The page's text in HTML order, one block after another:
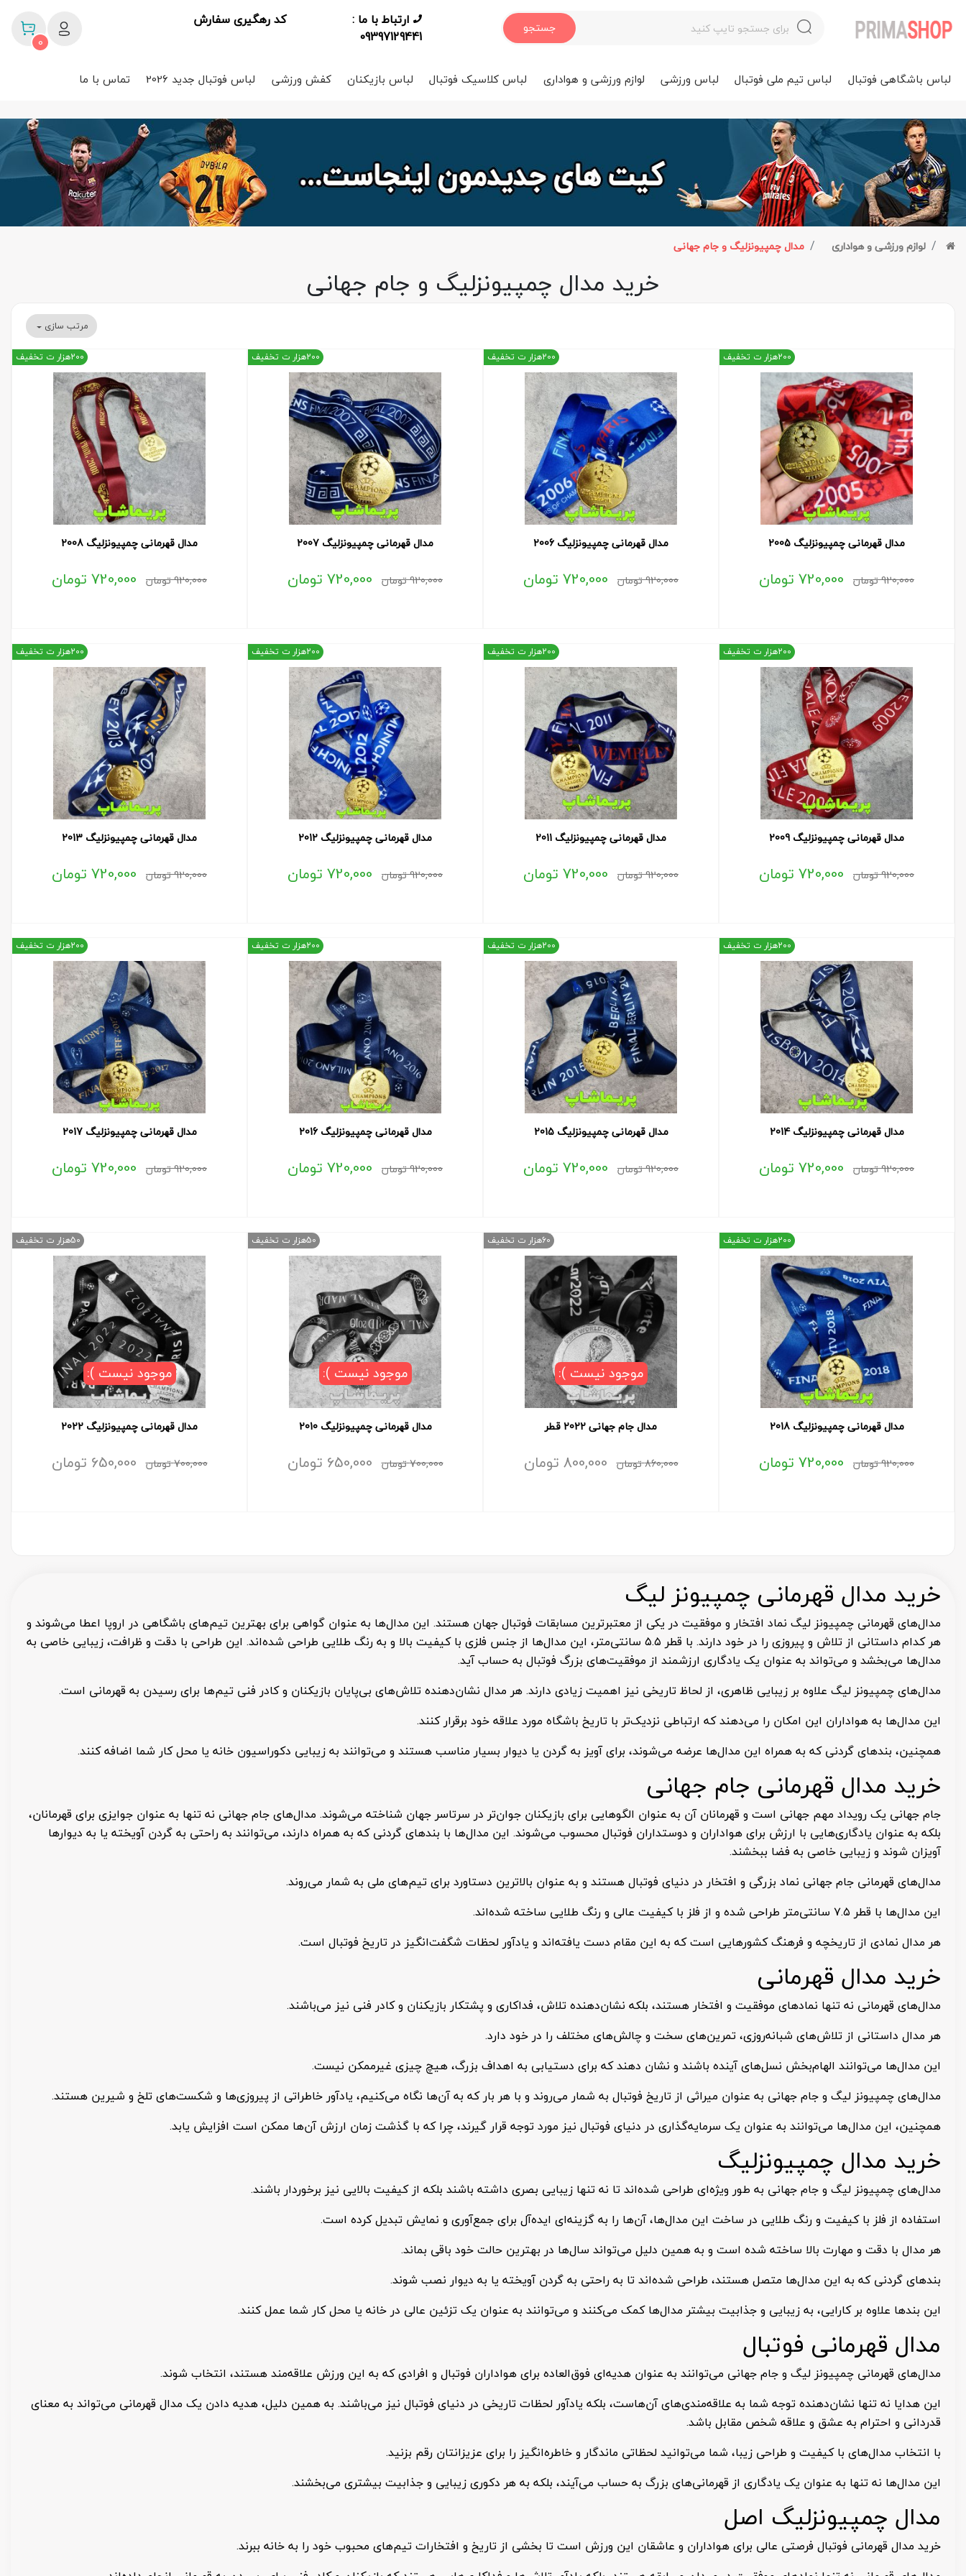
جستجو
ارتباط با ما :
09397129441
کد رهگیری سفارش
0
لباس باشگاهی فوتبال لباس تیم ملی فوتبال لباس ورزشی لوازم ورزشی و هواداری لباس کلاسیک فوتبال لباس بازیکنان کفش ورزشی لباس فوتبال جدید 2026 تماس با ما
لوازم ورزشی و هواداری مدال چمپیونزلیگ و جام جهانی
خرید مدال چمپیونزلیگ و جام جهانی
مرتب سازی
مدال قهرمانی چمپیونزلیگ 2005
920,000تومان تومان
200هزار ت تخفیف
مدال قهرمانی چمپیونزلیگ 2006
920,000تومان تومان
200هزار ت تخفیف
مدال قهرمانی چمپیونزلیگ 2007
920,000تومان تومان
200هزار ت تخفیف
مدال قهرمانی چمپیونزلیگ 2008
920,000تومان تومان
200هزار ت تخفیف
مدال قهرمانی چمپیونزلیگ 2009
920,000تومان تومان
200هزار ت تخفیف
مدال قهرمانی چمپیونزلیگ 2011
920,000تومان تومان
200هزار ت تخفیف
مدال قهرمانی چمپیونزلیگ 2012
920,000تومان تومان
200هزار ت تخفیف
مدال قهرمانی چمپیونزلیگ 2013
920,000تومان تومان
200هزار ت تخفیف
مدال قهرمانی چمپیونزلیگ 2014
920,000تومان تومان
200هزار ت تخفیف
مدال قهرمانی چمپیونزلیگ 2015
920,000تومان تومان
200هزار ت تخفیف
مدال قهرمانی چمپیونزلیگ 2016
920,000تومان تومان
200هزار ت تخفیف
مدال قهرمانی چمپیونزلیگ 2017
920,000تومان تومان
200هزار ت تخفیف
مدال قهرمانی چمپیونزلیگ 2018
920,000تومان تومان
200هزار ت تخفیف
مدال جام جهانی 2022 قطر
860,000تومان تومان
60هزار ت تخفیف
موجود نیست ):
مدال قهرمانی چمپیونزلیگ 2010
700,000تومان تومان
50هزار ت تخفیف
موجود نیست ):
مدال قهرمانی چمپیونزلیگ 2022
700,000تومان تومان
50هزار ت تخفیف
موجود نیست ):
خرید مدال قهرمانی چمپیونز لیگ
مدال‌های قهرمانی چمپیونز لیگ نماد افتخار و موفقیت در یکی از معتبرترین مسابقات فوتبال جهان هستند. این مدال‌ها به عنوان گواهی برای بهترین تیم‌های باشگاهی در اروپا اعطا می‌شوند و
هر کدام داستانی از تلاش و پیروزی را در خود دارند. با قطر ۵.۵ سانتی‌متر، این مدال‌ها از جنس فلزی با کیفیت بالا و به رنگ طلایی طراحی شده‌اند. این طراحی با دقت و ظرافت، زیبایی خاصی به
مدال‌ها می‌بخشد و می‌تواند به عنوان یک یادگاری ارزشمند از موفقیت‌های بزرگ فوتبال به حساب آید.
مدال‌های چمپیونز لیگ علاوه بر زیبایی ظاهری، از لحاظ تاریخی نیز اهمیت زیادی دارند. هر مدال نشان‌دهنده تلاش‌های بی‌پایان بازیکنان و کادر فنی تیم‌ها برای رسیدن به قهرمانی است.
این مدال‌ها به هواداران این امکان را می‌دهند که ارتباطی نزدیک‌تر با تاریخ باشگاه مورد علاقه خود برقرار کنند.
همچنین، بندهای گردنی که به همراه این مدال‌ها عرضه می‌شوند، برای آویز به گردن یا دیوار بسیار مناسب هستند و می‌توانند به زیبایی دکوراسیون خانه یا محل کار شما اضافه کنند.
خرید مدال قهرمانی جام جهانی
جام جهانی یک رویداد مهم جهانی است و قهرمانان آن به عنوان الگوهایی برای بازیکنان جوان‌تر در سرتاسر جهان شناخته می‌شوند. مدال‌های جام جهانی نه تنها به عنوان جوایزی برای قهرمانان،
بلکه به عنوان یادگاری‌هایی با ارزش برای هواداران و دوستداران فوتبال محسوب می‌شوند. این مدال‌ها با بندهای گردنی که به همراه دارند، می‌توانند به راحتی به گردن آویخته یا به دیوارها
آویزان شوند و زیبایی خاصی به فضا ببخشند.
مدال‌های قهرمانی جام جهانی نماد بزرگی و افتخار در دنیای فوتبال هستند و به عنوان بالاترین دستاورد برای تیم‌های ملی به شمار می‌روند.
این مدال‌ها با قطر ۷.۵ سانتی‌متر طراحی شده و از فلز با کیفیت عالی و رنگ طلایی ساخته شده‌اند.
هر مدال نمادی از تاریخچه و فرهنگ کشورهایی است که به این مقام دست یافته‌اند و یادآور لحظات شگفت‌انگیز در تاریخ فوتبال است.
خرید مدال قهرمانی
مدال‌های قهرمانی نه تنها نمادهای موفقیت و افتخار هستند، بلکه نشان‌دهنده تلاش، فداکاری و پشتکار بازیکنان و کادر فنی نیز می‌باشند.
هر مدال داستانی از تلاش‌های شبانه‌روزی، تمرین‌های سخت و چالش‌های مختلف را در خود دارد.
این مدال‌ها می‌توانند الهام‌بخش نسل‌های آینده باشند و نشان دهند که برای دستیابی به اهداف بزرگ، هیچ چیزی غیرممکن نیست.
مدال‌های چمپیونز لیگ و جام جهانی به عنوان میراثی از تاریخ فوتبال به شمار می‌روند و با هر بار که به آن‌ها نگاه می‌کنیم، یادآور خاطراتی از پیروزی‌ها و شکست‌های تلخ و شیرین هستند.
همچنین، این مدال‌ها می‌توانند به عنوان یک سرمایه‌گذاری در دنیای فوتبال نیز مورد توجه قرار گیرند، چرا که با گذشت زمان ارزش آن‌ها ممکن است افزایش یابد.
خرید مدال چمپیونزلیگ
مدال‌های چمپیونز لیگ و جام جهانی به طور ویژه‌ای طراحی شده‌اند تا نه تنها زیبایی بصری داشته باشند بلکه از کیفیت بالایی نیز برخوردار باشند.
استفاده از فلز با کیفیت و رنگ طلایی در ساخت این مدال‌ها، آن‌ها را به گزینه‌ای ایده‌آل برای جمع‌آوری و نمایش تبدیل کرده است.
هر مدال با دقت و مهارت بالا ساخته شده است و به همین دلیل می‌تواند سال‌ها در بهترین حالت خود باقی بماند.
بندهای گردنی که به این مدال‌ها متصل هستند، طراحی شده‌اند تا به راحتی به گردن آویخته یا به دیوار نصب شوند.
این بندها علاوه بر کارایی، به زیبایی و جذابیت بیشتر مدال‌ها کمک می‌کنند و می‌توانند به عنوان یک تزئین عالی در خانه یا محل کار شما عمل کنند.
مدال قهرمانی فوتبال
مدال‌های قهرمانی چمپیونز لیگ و جام جهانی می‌توانند به عنوان هدیه‌ای فوق‌العاده برای هواداران فوتبال و افرادی که به این ورزش علاقه‌مند هستند، انتخاب شوند.
این هدایا نه تنها نشان‌دهنده توجه شما به علاقه‌مندی‌های آن‌هاست، بلکه یادآور لحظات تاریخی در دنیای فوتبال نیز می‌باشند. به همین دلیل، هدیه دادن یک مدال قهرمانی می‌تواند به معنای
قدردانی و احترام به عشق و علاقه شخص مقابل باشد.
با انتخاب مدال‌های با کیفیت و طراحی زیبا، شما می‌توانید لحظاتی ماندگار و خاطره‌انگیز را برای عزیزانتان رقم بزنید.
این مدال‌ها نه تنها به عنوان یک یادگاری از قهرمانی‌های بزرگ به حساب می‌آیند، بلکه به هر دکوری زیبایی و جذابیت بیشتری می‌بخشند.
مدال چمپیونزلیگ اصل
خرید مدال قهرمانی فوتبال فرصتی عالی برای هواداران و عاشقان این ورزش است تا بخشی از تاریخ و افتخارات تیم‌های محبوب خود را به خانه ببرند.